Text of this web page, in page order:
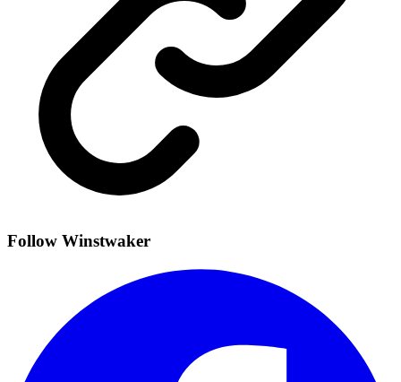
Follow Winstwaker